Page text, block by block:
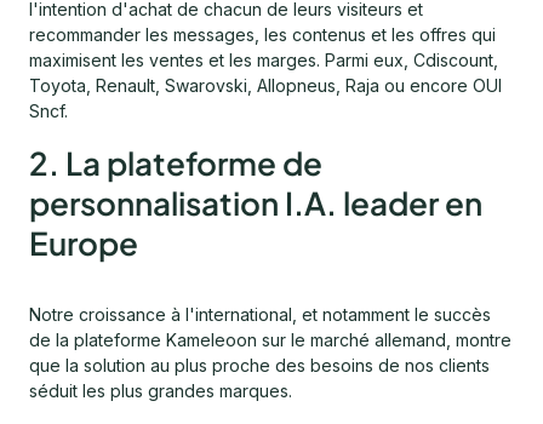
l'intention d'achat de chacun de leurs visiteurs et
recommander les messages, les contenus et les offres qui
maximisent les ventes et les marges. Parmi eux, Cdiscount,
Toyota, Renault, Swarovski, Allopneus, Raja ou encore OUI
Sncf.
2. La plateforme de
personnalisation I.A. leader en
Europe
Notre croissance à l'international, et notamment le succès
de la plateforme Kameleoon sur le marché allemand, montre
que la solution au plus proche des besoins de nos clients
séduit les plus grandes marques.